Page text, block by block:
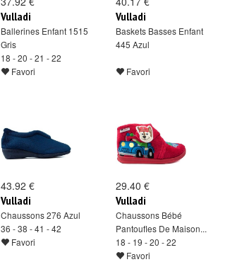
Vulladi
Ballerines Enfant 1515
Gris
18 - 20 - 21 - 22
Favori
Vulladi
Baskets Basses Enfant
445 Azul
Favori
43.92 €
Vulladi
Chaussons 276 Azul
36 - 38 - 41 - 42
Favori
29.40 €
Vulladi
Chaussons Bébé
Pantoufles De Maison...
18 - 19 - 20 - 22
Favori